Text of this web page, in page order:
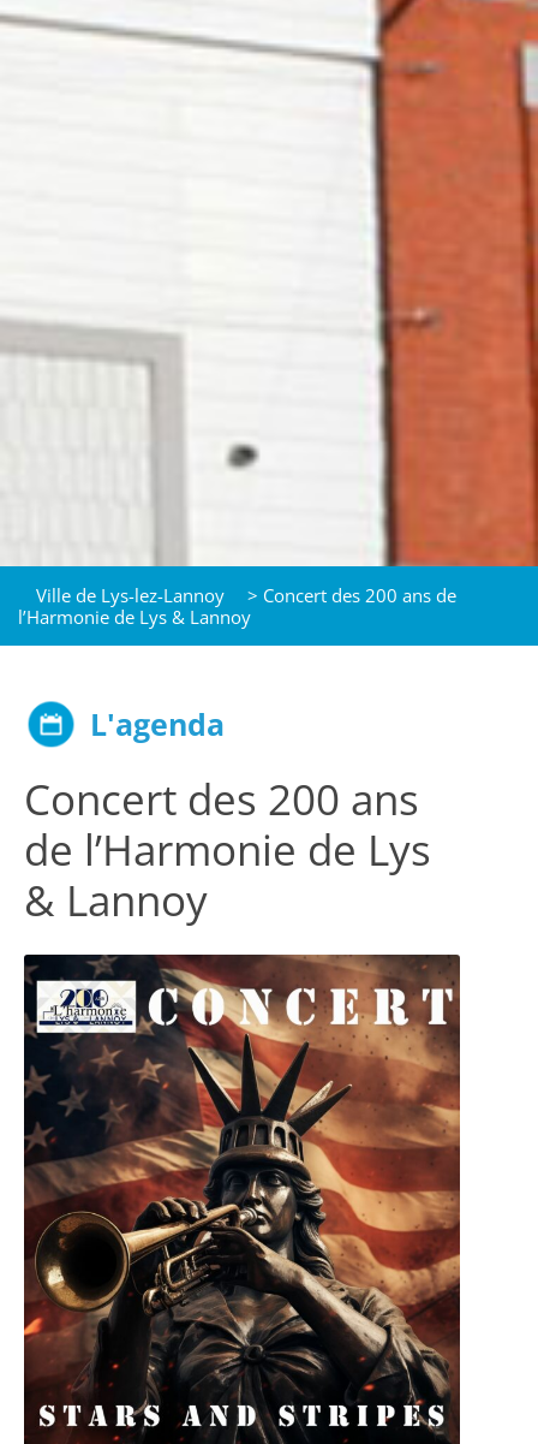
Ville de Lys-lez-Lannoy > Concert des 200 ans de
l’Harmonie de Lys & Lannoy
L'agenda
Concert des 200 ans
de l’Harmonie de Lys
& Lannoy